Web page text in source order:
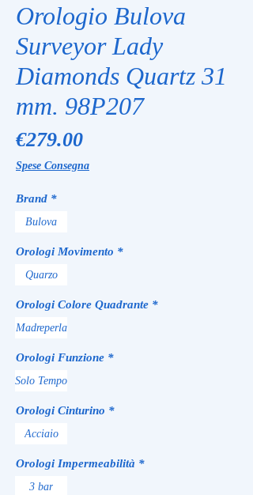
Orologio Bulova
Surveyor Lady
Diamonds Quartz 31
mm. 98P207
€279.00Price
Spese Consegna
Brand *
Bulova
Orologi Movimento *
Quarzo
Orologi Colore Quadrante *
Madreperla
Orologi Funzione *
Solo Tempo
Orologi Cinturino *
Acciaio
Orologi Impermeabilità *
3 bar